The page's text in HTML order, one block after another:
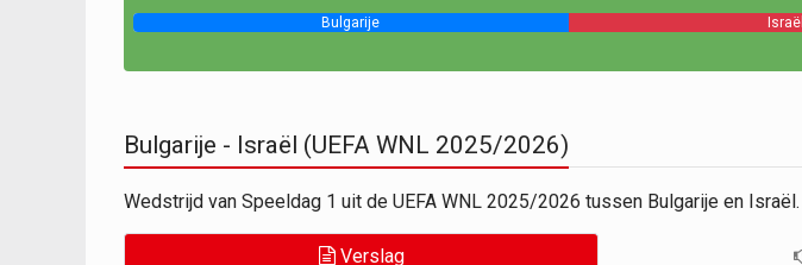
Bulgarije Israël
Bulgarije - Israël (UEFA WNL 2025/2026)
Wedstrijd van Speeldag 1 uit de UEFA WNL 2025/2026 tussen Bulgarije en Israël.
Verslag